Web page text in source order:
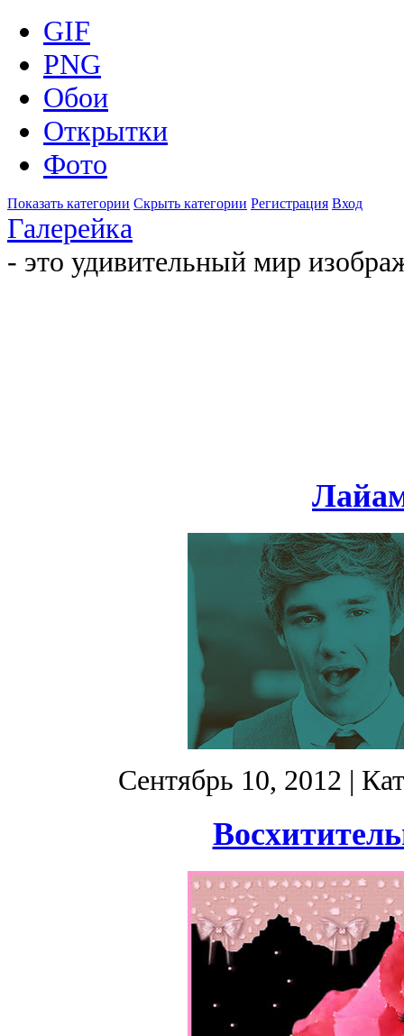
GIF
PNG
Обои
Открытки
Фото
Показать категории Скрыть категории Регистрация Вход
Галерейка
- это удивительный мир
Сентябрь 10, 2012 |